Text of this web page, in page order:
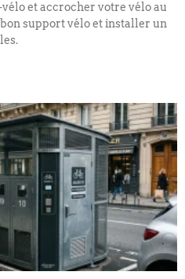
et accrocher votre vélo au
support vélo et installer un